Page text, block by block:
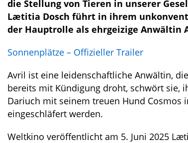
die Stellung von Tieren in unserer
Lætitia Dosch führt in ihrem
der Hauptrolle als ehrgeizige Anwältin
Sonnenplätze – Offizieller Trailer
Avril ist eine leidenschaftliche Anwältin,
bereits mit Kündigung droht, schwört sie,
Dariuch mit seinem treuen Hund Cosmos
eingeschläfert werden.
Weltkino veröffentlicht am 5. Juni 2025